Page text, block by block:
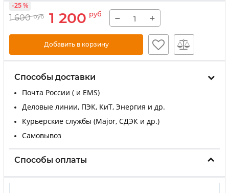
1 600 руб 1 200 руб
-25 %
− +
Добавить в корзину
Способы доставки
Почта России ( и EMS)
Деловые линии, ПЭК, КиТ, Энергия и др.
Курьерские службы (Major, СДЭК и др.)
Самовывоз
Способы оплаты